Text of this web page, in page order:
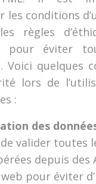
les conditions
règles
pour éviter
Voici quelques
lors de
:
des
valider toutes
depuis des
pour éviter